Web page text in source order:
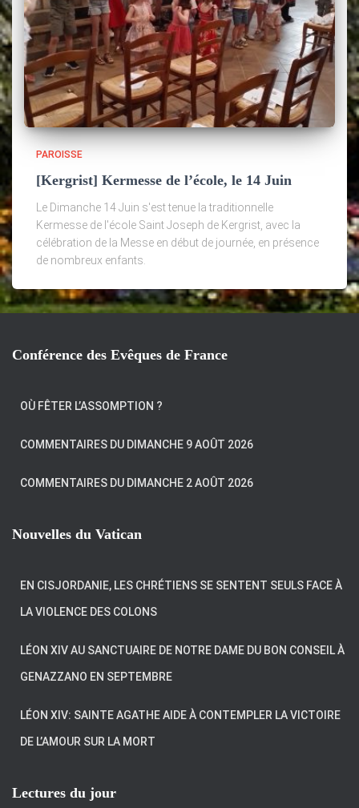
PAROISSE
[Kergrist] Kermesse de l’école, le 14 Juin
Le Dimanche 14 Juin s'est tenue la traditionnelle
Kermesse de l'école Saint Joseph de Kergrist, avec la
célébration de la Messe en début de journée, en présence
de nombreux enfants.
Conférence des Evêques de France
OÙ FÊTER L’ASSOMPTION ?
COMMENTAIRES DU DIMANCHE 9 AOÛT 2026
COMMENTAIRES DU DIMANCHE 2 AOÛT 2026
Nouvelles du Vatican
EN CISJORDANIE, LES CHRÉTIENS SE SENTENT SEULS FACE À
LA VIOLENCE DES COLONS
LÉON XIV AU SANCTUAIRE DE NOTRE DAME DU BON CONSEIL À
GENAZZANO EN SEPTEMBRE
LÉON XIV: SAINTE AGATHE AIDE À CONTEMPLER LA VICTOIRE
DE L’AMOUR SUR LA MORT
Lectures du jour